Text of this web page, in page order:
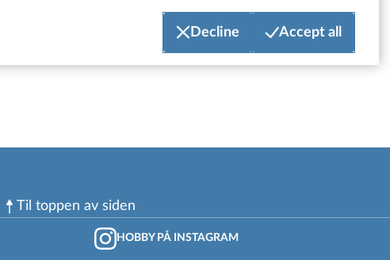
Decline Accept all
Til toppen av siden
HOBBY PÅ INSTAGRAM